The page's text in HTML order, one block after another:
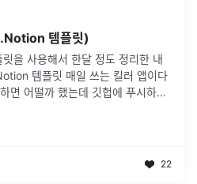
템플릿)
을 사용해서 한달 정도 정리한 내
면 어떨까 했는데 깃헙에 푸시하는
22